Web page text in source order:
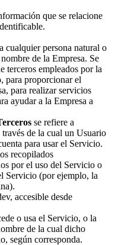
que se relacione
cualquier persona natural o
de la Empresa. Se
terceros empleados por la
para proporcionar el
para realizar servicios
ayudar a la Empresa a
se refiere a
de la cual un Usuario
para usar el Servicio.
recopilados
por el uso del Servicio o
Servicio (por ejemplo, la
accesible desde
o usa el Servicio, o la
de la cual dicho
según corresponda.